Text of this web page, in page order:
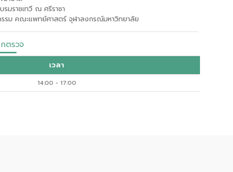
รมราชเทวี ณ ศรีราชา
รม คณะแพทย์ศาสตร์จุฬาลงกรณ์มหาวิทยาลัย
ตรวจ
เวลา
14:00 - 17:00